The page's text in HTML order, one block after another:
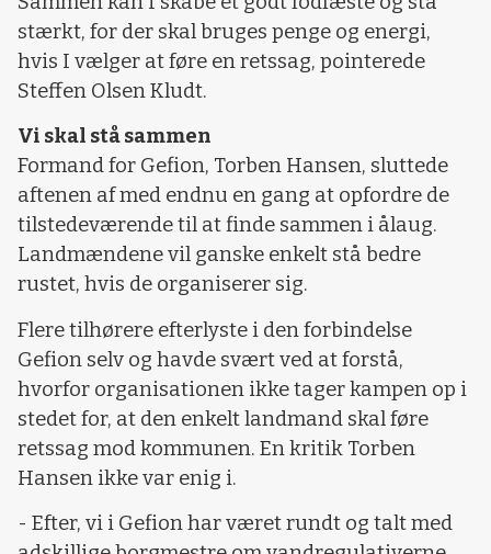
stærkt, for der skal bruges penge og energi,
hvis I vælger at føre en retssag, pointerede
Steffen Olsen Kludt.
Vi skal stå sammen
Formand for Gefion, Torben Hansen, sluttede
aftenen af med endnu en gang at opfordre de
tilstedeværende til at finde sammen i ålaug.
Landmændene vil ganske enkelt stå bedre
rustet, hvis de organiserer sig.
Flere tilhørere efterlyste i den forbindelse
Gefion selv og havde svært ved at forstå,
hvorfor organisationen ikke tager kampen op i
stedet for, at den enkelt landmand skal føre
retssag mod kommunen. En kritik Torben
Hansen ikke var enig i.
- Efter, vi i Gefion har været rundt og talt med